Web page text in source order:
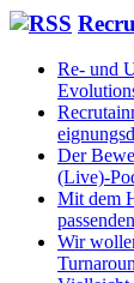
Re- und
Der
(Live)-
Mit dem
Wir